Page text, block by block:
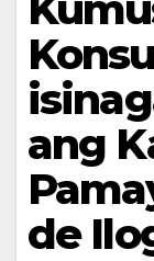
ang
de